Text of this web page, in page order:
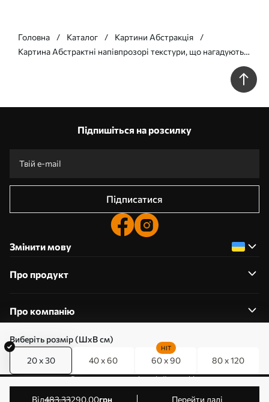
Виберіть розмір (ШхВ см)
20 x 30 40 x 60 60 x 90
HIT
80 x 120
від483.33290.00грн Перейти далі
Головна Каталог
Картини Абстракція
Картина Абстрактні напівпрозорі текстури, що нагадують
Підпишіться на розсилку
Підписатися
Змінити мову
Про продукт
Про компанію
0800357223
Редагування дозволів на файли cookie
© 2011-2026 Art-holst. Усі права захищені. Власник: